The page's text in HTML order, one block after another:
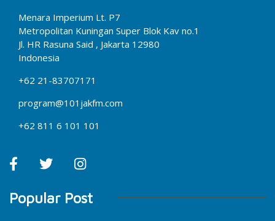
Menara Imperium Lt. P7
Metropolitan Kuningan Super Blok Kav no.1
Jl. HR Rasuna Said , Jakarta 12980
Indonesia
+62 21-83707171
program@101jakfm.com
+62 811 6 101 101
Popular Post